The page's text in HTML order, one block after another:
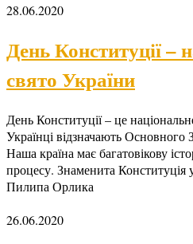
28.06.2020
День Конституції –
свято України
День Конституції – це
Українці відзначають Основного
Наша країна має багатовікову
процесу. Знаменита Конституція
Пилипа Орлика
26.06.2020